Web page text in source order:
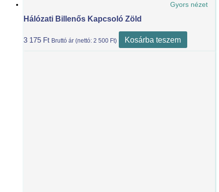
Gyors nézet
Hálózati Billenős Kapcsoló Zöld
3 175 Ft Bruttó ár (nettó: 2 500 Ft) Kosárba teszem